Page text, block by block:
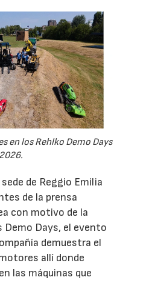
en los Rehlko Demo Days
2026.
de Reggio Emilia
de la prensa
con motivo de la
Demo Days, el evento
demuestra el
allí donde
las máquinas que